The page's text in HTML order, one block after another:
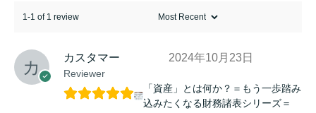
1-1 of 1 review
カスタマー
Reviewer
2024年10月23日
「資産」とは何か？＝もう一歩踏み
込みたくなる財務諸表シリーズ＝